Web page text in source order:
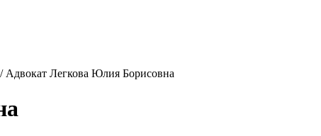
/ Адвокат Легкова Юлия Борисовна